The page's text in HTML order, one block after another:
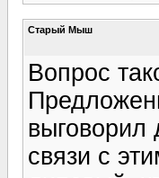
Старый Мыш
Вопрос
выговорил
связи с